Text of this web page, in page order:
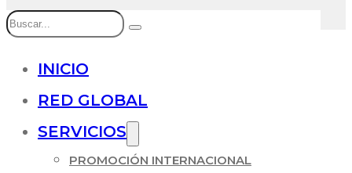
Buscar
INICIO
RED GLOBAL
SERVICIOS
PROMOCIÓN INTERNACIONAL